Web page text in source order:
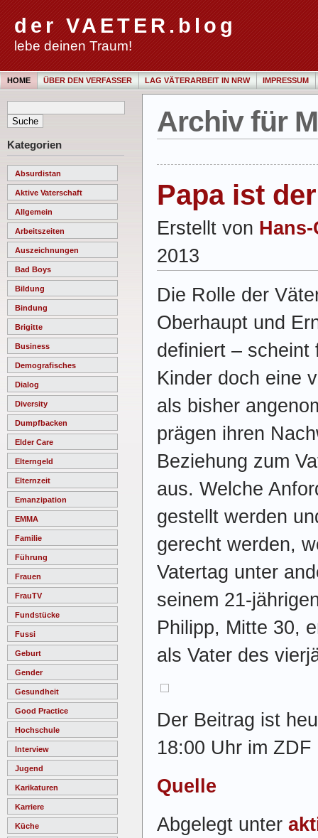
der VAETER.blog
lebe deinen Traum!
HOME ÜBER DEN VERFASSER LAG VÄTERARBEIT IN NRW IMPRESSUM
Kategorien
Absurdistan
Aktive Vaterschaft
Allgemein
Arbeitszeiten
Auszeichnungen
Bad Boys
Bildung
Bindung
Brigitte
Business
Demografisches
Dialog
Diversity
Dumpfbacken
Elder Care
Elterngeld
Elternzeit
Emanzipation
EMMA
Familie
Führung
Frauen
FrauTV
Fundstücke
Fussi
Geburt
Gender
Gesundheit
Good Practice
Hochschule
Interview
Jugend
Karikaturen
Karriere
Küche
Archiv für
Papa ist
Erstellt von
2013
Die Rolle der
Oberhaupt und
definiert – scheint
Kinder doch eine
als bisher
prägen ihren
Beziehung zum
aus. Welche
gestellt werden
gerecht werden,
Vatertag unter
seinem 21-
Philipp, Mitte 30,
als Vater des
Der Beitrag ist
18:00 Uhr im
Quelle
Abgelegt unter